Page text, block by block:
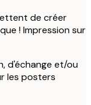
de créer
! Impression sur
d'échange et/ou
les posters